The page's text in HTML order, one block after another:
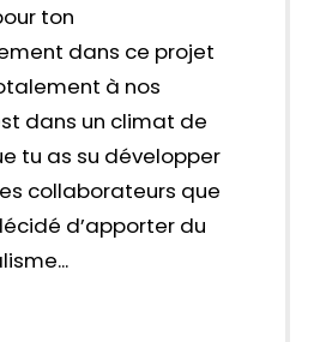
ton
dans ce projet
à nos
dans un climat de
tu as su développer
collaborateurs que
d’apporter du